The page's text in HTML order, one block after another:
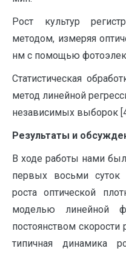
Рост культур
методом, измеряя
нм с помощью
Статистическая
метод линейной
независимых выборок
Результаты и
В ходе работы нами
первых восьми суток
роста оптической
моделью линейной
постоянством скорости
типичная динамика